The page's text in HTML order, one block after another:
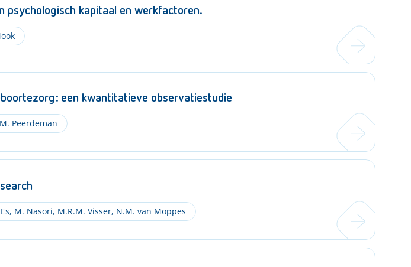
psychologisch kapitaal en werkfactoren.
een kwantitatieve observatiestudie
Peerdeman
, M. Nasori, M.R.M. Visser, N.M. van Moppes